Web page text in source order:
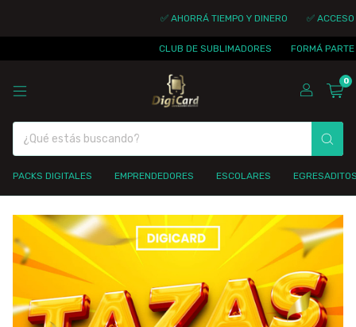
✅ AHORRÁ TIEMPO Y DINERO ✅ ACCESO
CLUB DE SUBLIMADORES FORMÁ PARTE DE LA
0
PACKS DIGITALES EMPRENDEDORES ESCOLARES